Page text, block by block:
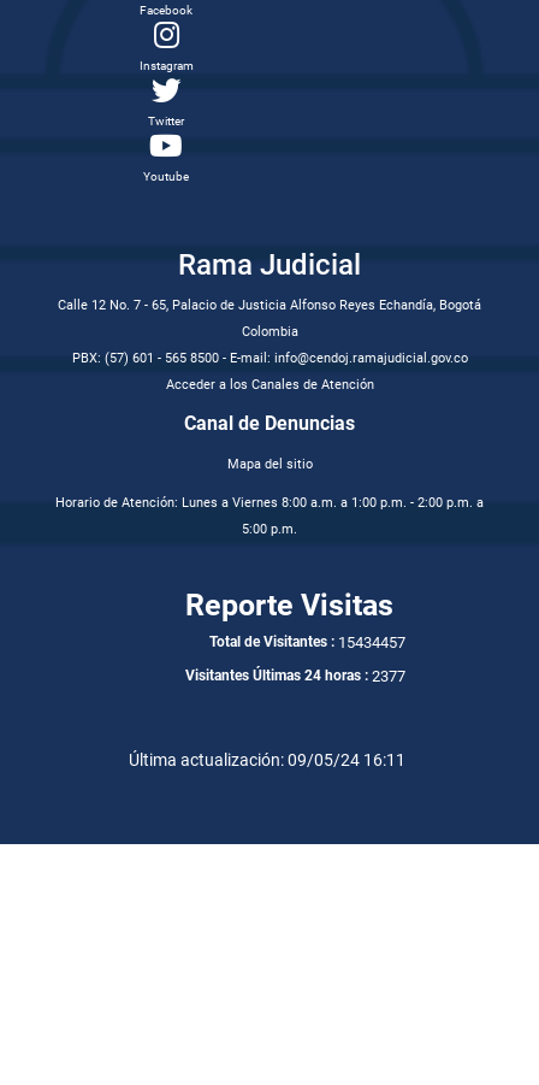
Facebook
Instagram
Twitter
Youtube
Rama Judicial
Calle 12 No. 7 - 65, Palacio de Justicia Alfonso Reyes Echandía, Bogotá
Colombia
PBX: (57) 601 - 565 8500 - E-mail: info@cendoj.ramajudicial.gov.co
Acceder a los Canales de Atención
Canal de Denuncias
Mapa del sitio
Horario de Atención: Lunes a Viernes 8:00 a.m. a 1:00 p.m. - 2:00 p.m. a
5:00 p.m.
Reporte Visitas
Total de Visitantes : 15434457
Visitantes Últimas 24 horas : 2377
Última actualización: 09/05/24 16:11